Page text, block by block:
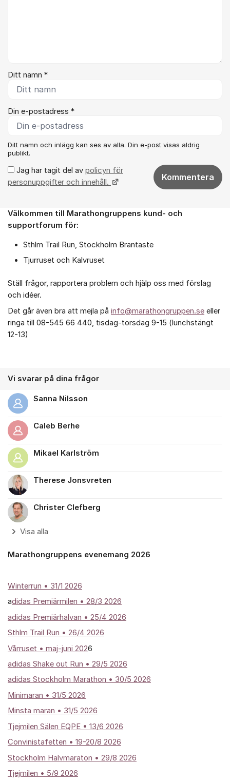
Ditt namn *
Din e-postadress *
Ditt namn och inlägg kan ses av alla. Din e-post visas aldrig
publikt.
Jag har tagit del av policyn för
personuppgifter och innehåll.
Kommentera
Om forumet
Välkommen till Marathongruppens kund- och
supportforum för:
Sthlm Trail Run, Stockholm Brantaste
Tjurruset och Kalvruset
Ställ frågor, rapportera problem och hjälp oss med förslag
och idéer.
Det går även bra att mejla på info@marathongruppen.se eller
ringa till 08-545 66 440, tisdag-torsdag 9-15 (lunchstängt
12-13)
Vi svarar på dina frågor
Sanna Nilsson
Caleb Berhe
Mikael Karlström
Therese Jonsvreten
Christer Clefberg
Visa alla
Marathongruppens evenemang 2026
Winterrun • 31/1 2026
adidas Premiärmilen • 28/3 2026
adidas Premiärhalvan • 25/4 2026
Sthlm Trail Run • 26/4 2026
Vårruset • maj-juni 2026
adidas Shake out Run • 29/5 2026
adidas Stockholm Marathon • 30/5 2026
Minimaran • 31/5 2026
Minsta maran • 31/5 2026
Tjejmilen Sälen EQPE • 13/6 2026
Convinistafetten • 19-20/8 2026
Stockholm Halvmaraton • 29/8 2026
Tjejmilen • 5/9 2026